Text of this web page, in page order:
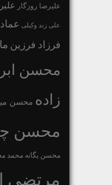
علیرضا روزگار
علی زند وکیلی عماد
فرزاد فرزین
محسن
زاده محسن
محسن
محسن یگانه محمد
مرتضی